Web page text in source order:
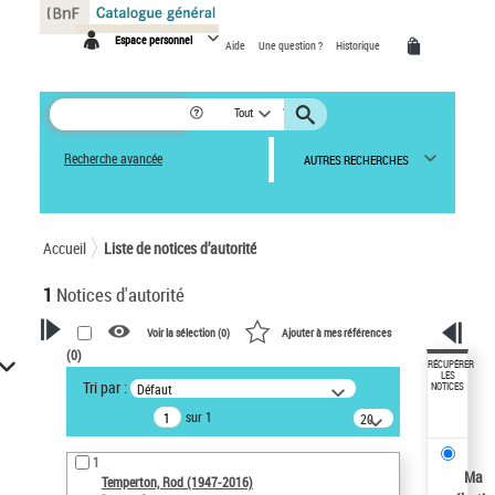
Espace personnel Aide Une question ? Historique
Tout
Recherche avancée AUTRES RECHERCHES
Accueil Liste de notices d’autorité
1 Notices d'autorité
VOTRE RECHERCHE
Recherche avancée dans les
notices d’autorité
Œuvres liées à l'auteur :
Temperton, Rod (1947-2016)
Voir la sélection (0) Ajouter à mes références
(0)
Tri par : Défaut
sur 1
20
résultats/page
1
Temperton, Rod (1947-2016)
RÉCUPÉRER
LES
NOTICES
Ma
Panneau de gestion des cookies